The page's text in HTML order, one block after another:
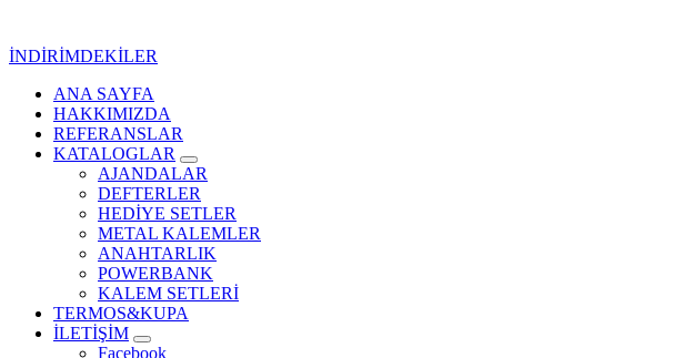
İNDİRİMDEKİLER
Kurumsal Promosyon-Hediyelik
ANA SAYFA
HAKKIMIZDA
REFERANSLAR
KATALOGLAR
AJANDALAR
DEFTERLER
HEDİYE SETLER
METAL KALEMLER
ANAHTARLIK
POWERBANK
KALEM SETLERİ
TERMOS&KUPA
İLETİŞİM
Facebook